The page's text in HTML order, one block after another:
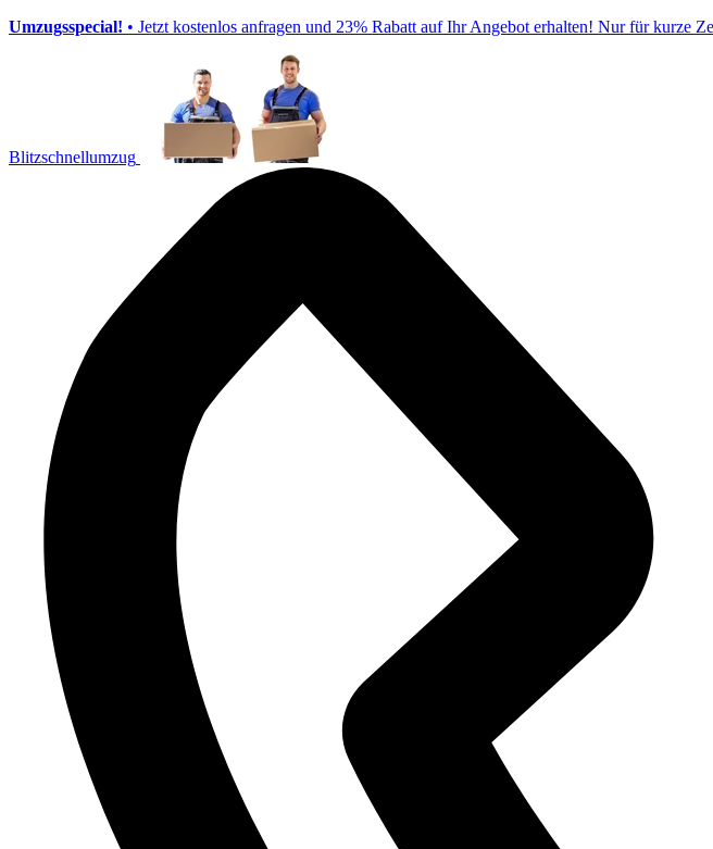
Umzugsspecial! • Jetzt kostenlos anfragen und 23% Rabatt auf Ihr Angebot erhalten! Nur für kurze
Blitzschnellumzug